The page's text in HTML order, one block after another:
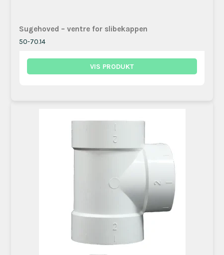
Sugehoved – ventre for slibekappen
50-70.14
VIS PRODUKT